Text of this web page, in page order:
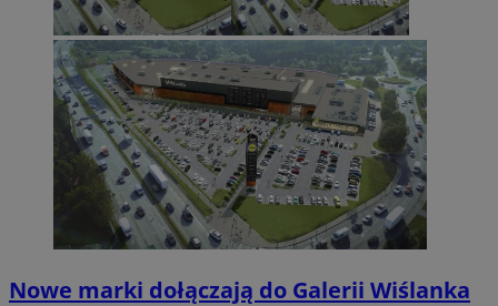
Nowe marki dołączają do Galerii Wiślanka